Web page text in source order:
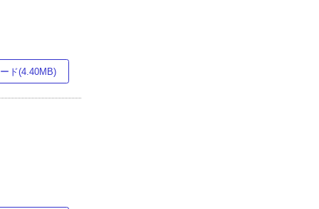
ド(4.40MB)